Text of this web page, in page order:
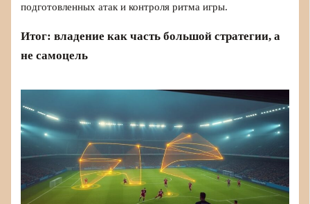
подготовленных атак и контроля ритма игры.
Итог: владение как часть большой стратегии, а
не самоцель